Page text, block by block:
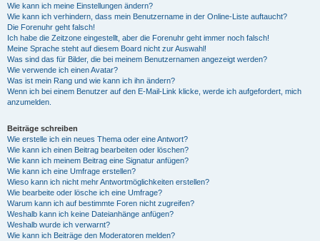
Wie kann ich meine Einstellungen ändern?
Wie kann ich verhindern, dass mein Benutzername in der Online-Liste auftaucht?
Die Forenuhr geht falsch!
Ich habe die Zeitzone eingestellt, aber die Forenuhr geht immer noch falsch!
Meine Sprache steht auf diesem Board nicht zur Auswahl!
Was sind das für Bilder, die bei meinem Benutzernamen angezeigt werden?
Wie verwende ich einen Avatar?
Was ist mein Rang und wie kann ich ihn ändern?
Wenn ich bei einem Benutzer auf den E-Mail-Link klicke, werde ich aufgefordert, mich
anzumelden.
Beiträge schreiben
Wie erstelle ich ein neues Thema oder eine Antwort?
Wie kann ich einen Beitrag bearbeiten oder löschen?
Wie kann ich meinem Beitrag eine Signatur anfügen?
Wie kann ich eine Umfrage erstellen?
Wieso kann ich nicht mehr Antwortmöglichkeiten erstellen?
Wie bearbeite oder lösche ich eine Umfrage?
Warum kann ich auf bestimmte Foren nicht zugreifen?
Weshalb kann ich keine Dateianhänge anfügen?
Weshalb wurde ich verwarnt?
Wie kann ich Beiträge den Moderatoren melden?